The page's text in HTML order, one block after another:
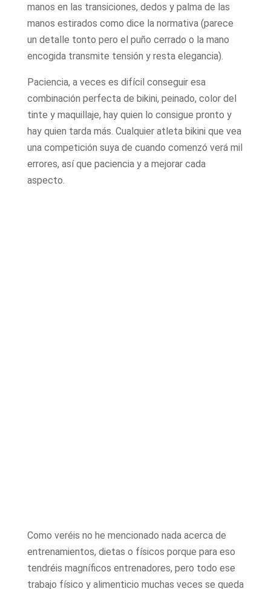
manos en las transiciones, dedos y palma de las
manos estirados como dice la normativa (parece
un detalle tonto pero el puño cerrado o la mano
encogida transmite tensión y resta elegancia).
Paciencia, a veces es difícil conseguir esa
combinación perfecta de bikini, peinado, color del
tinte y maquillaje, hay quien lo consigue pronto y
hay quien tarda más. Cualquier atleta bikini que vea
una competición suya de cuando comenzó verá mil
errores, así que paciencia y a mejorar cada
aspecto.
Como veréis no he mencionado nada acerca de
entrenamientos, dietas o físicos porque para eso
tendréis magníficos entrenadores, pero todo ese
trabajo físico y alimenticio muchas veces se queda